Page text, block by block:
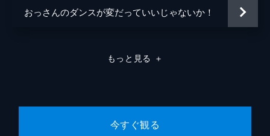
おっさんのダンスが変だっていいじゃないか！
もっと見る ＋
今すぐ観る